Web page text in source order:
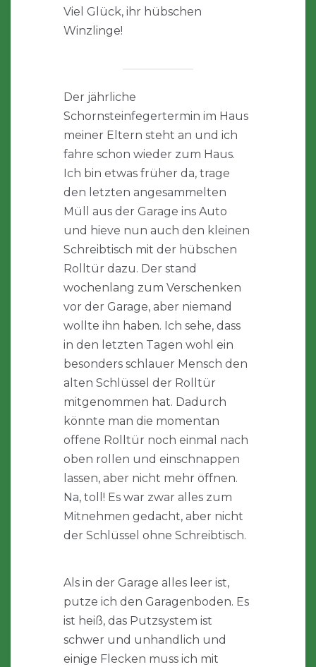
Viel Glück, ihr hübschen
Winzlinge!
Der jährliche
Schornsteinfegertermin im Haus
meiner Eltern steht an und ich
fahre schon wieder zum Haus.
Ich bin etwas früher da, trage
den letzten angesammelten
Müll aus der Garage ins Auto
und hieve nun auch den kleinen
Schreibtisch mit der hübschen
Rolltür dazu. Der stand
wochenlang zum Verschenken
vor der Garage, aber niemand
wollte ihn haben. Ich sehe, dass
in den letzten Tagen wohl ein
besonders schlauer Mensch den
alten Schlüssel der Rolltür
mitgenommen hat. Dadurch
könnte man die momentan
offene Rolltür noch einmal nach
oben rollen und einschnappen
lassen, aber nicht mehr öffnen.
Na, toll! Es war zwar alles zum
Mitnehmen gedacht, aber nicht
der Schlüssel ohne Schreibtisch.
Als in der Garage alles leer ist,
putze ich den Garagenboden. Es
ist heiß, das Putzsystem ist
schwer und unhandlich und
einige Flecken muss ich mit